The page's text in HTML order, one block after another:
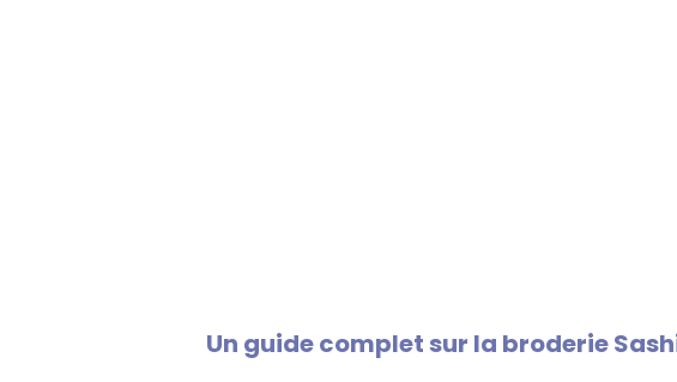
Un guide complet sur la broderie